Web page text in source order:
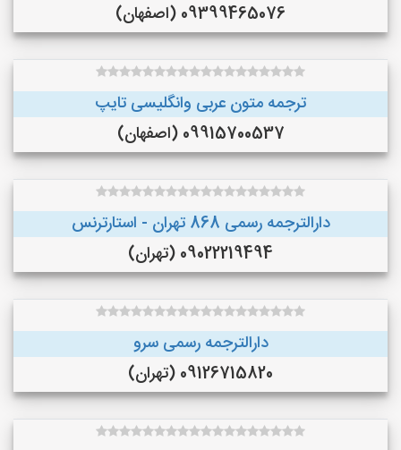
09399465076 (اصفهان)
ترجمه متون عربی وانگلیسی تایپ
09915700537 (اصفهان)
دارالترجمه رسمی 868 تهران - استارترنس
09022219494 (تهران)
دارالترجمه رسمی سرو
09126715820 (تهران)